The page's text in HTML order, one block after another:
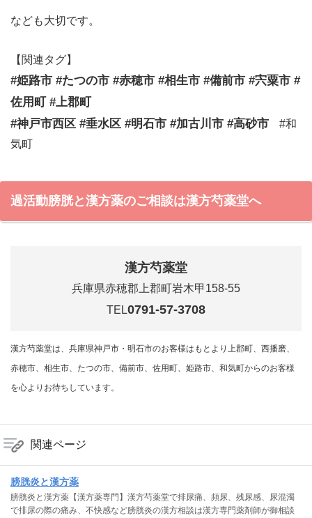
なども大切です。
【関連タグ】
#姫路市 #たつの市 #赤穂市 #相生市 #備前市 #宍粟市 #
佐用町 #上郡町
#神戸市西区 #垂水区 #明石市 #加古川市 #高砂市 #和
気町
過活動膀胱と漢方薬のご相談は漢方芍薬堂へ
漢方芍薬堂
兵庫県赤穂郡上郡町岩木甲158-55
TEL0791-57-3708
漢方芍薬堂は、兵庫県神戸市・明石市のお客様はもとより上郡町、西播磨、
赤穂市、相生市、たつの市、備前市、佐用町、姫路市、和気町からのお客様
を心よりお待ちしています。
関連ページ
膀胱炎と漢方薬
膀胱炎と漢方薬【漢方薬専門】漢方芍薬堂で排尿痛、頻尿、残尿感、尿混濁
で排尿の際の痛み、不快感など膀胱炎の漢方相談は漢方専門薬剤師が御相談